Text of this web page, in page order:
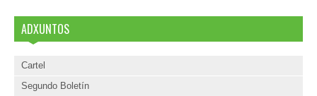
ADXUNTOS
Cartel
Segundo Boletín